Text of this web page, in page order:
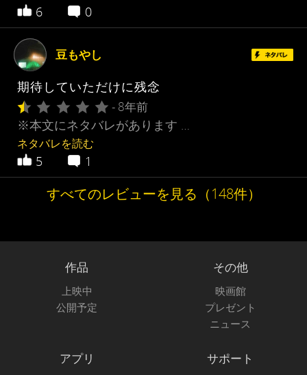
6 0
豆もやし
期待していただけに残念
- 8年前
※本文にネタバレがあります …
ネタバレを読む
5 1
すべてのレビューを見る（148件）
作品
上映中
公開予定
その他
映画館
プレゼント
ニュース
アプリ サポート